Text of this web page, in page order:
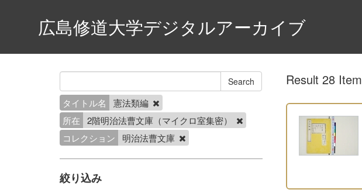
広島修道大学デジタルアーカイブ
タイトル名
憲法類編
所在
2階明治法曹文庫（マイクロ室集密）
コレクション
明治法曹文庫
絞り込み
Result 28 Item